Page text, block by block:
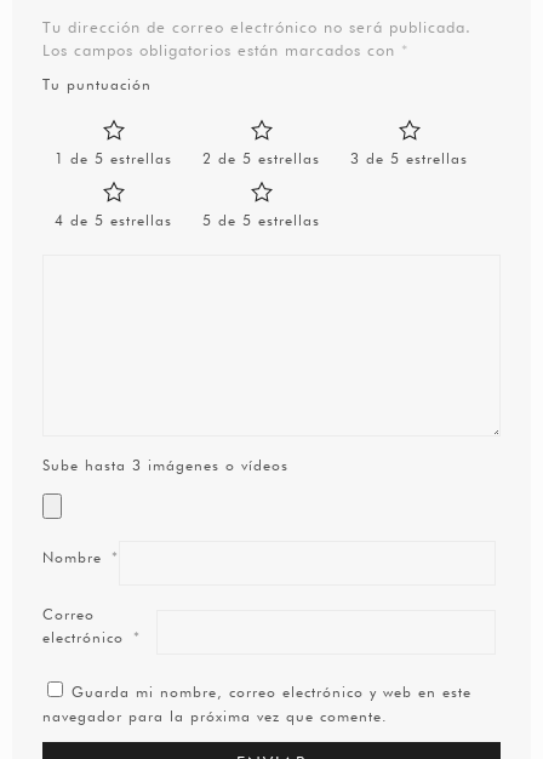
Tu dirección de correo electrónico no será publicada.
Los campos obligatorios están marcados con *
Tu puntuación
1 de 5 estrellas 2 de 5 estrellas 3 de 5 estrellas
4 de 5 estrellas 5 de 5 estrellas
Sube hasta 3 imágenes o vídeos
Nombre *
Correo
electrónico *
Guarda mi nombre, correo electrónico y web en este
navegador para la próxima vez que comente.